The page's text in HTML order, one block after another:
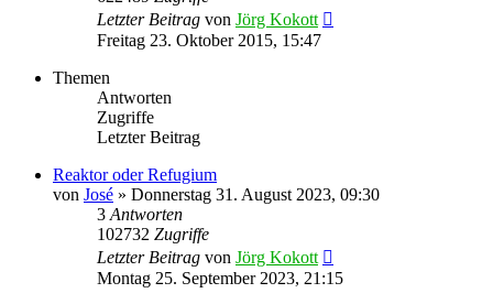
Letzter Beitrag von Jörg Kokott
Freitag 23. Oktober 2015, 15:47
Themen
Antworten
Zugriffe
Letzter Beitrag
Reaktor oder Refugium
von José » Donnerstag 31. August 2023, 09:30
3 Antworten
102732 Zugriffe
Letzter Beitrag von Jörg Kokott
Montag 25. September 2023, 21:15